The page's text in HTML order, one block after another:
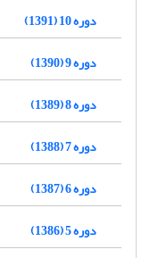
دوره 10 (1391)
دوره 9 (1390)
دوره 8 (1389)
دوره 7 (1388)
دوره 6 (1387)
دوره 5 (1386)